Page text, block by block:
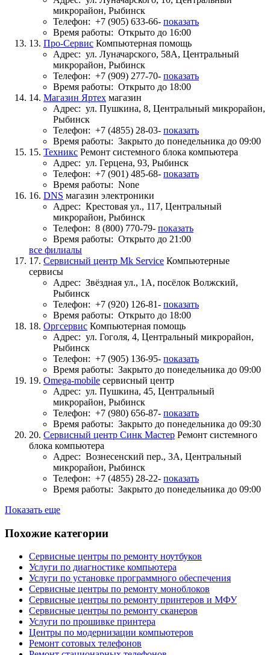
микрорайон, Рыбинск
Телефон: +7 (905) 633-66- показать
Время работы: Открыто до 16:00
13. Про-Сервис Компьютерная помощь
Адрес: ул. Луначарского, 58А, Центральный
микрорайон, Рыбинск
Телефон: +7 (909) 277-70- показать
Время работы: Открыто до 18:00
14. Магазин Яртех магазин
Адрес: ул. Пушкина, 8, Центральный микрорайон,
Рыбинск
Телефон: +7 (4855) 28-03- показать
Время работы: Закрыто до понедельника до 09:00
15. Техникс Ремонт системного блока компьютера
Адрес: ул. Герцена, 93, Рыбинск
Телефон: +7 (901) 485-68- показать
Время работы: None
16. DNS магазин электроники
Адрес: Крестовая ул., 117, Центральный
микрорайон, Рыбинск
Телефон: 8 (800) 770-79- показать
Время работы: Открыто до 21:00
все филиалы
17. Сервисный центр Mk Service Компьютерные
сервисы
Адрес: Звёздная ул., 1А, посёлок Волжский,
Рыбинск
Телефон: +7 (920) 126-81- показать
Время работы: Открыто до 18:00
18. Оргсервис Компьютерная помощь
Адрес: ул. Гоголя, 4, Центральный микрорайон,
Рыбинск
Телефон: +7 (905) 136-95- показать
Время работы: Закрыто до понедельника до 09:00
19. Omega-mobile сервисный центр
Адрес: ул. Пушкина, 45, Центральный
микрорайон, Рыбинск
Телефон: +7 (980) 656-87- показать
Время работы: Закрыто до понедельника до 09:30
20. Сервисный центр Синк Мастер Ремонт системного
блока компьютера
Адрес: Вознесенский пер., 3А, Центральный
микрорайон, Рыбинск
Телефон: +7 (4855) 28-22- показать
Время работы: Закрыто до понедельника до 09:00
Показать еще
Похожие категории
Сервисные центры по ремонту ноутбуков
Услуги по диагностике компьютера
Услуги по установке программного обеспечения
Сервисные центры по ремонту моноблоков
Сервисные центры по ремонту принтеров и МФУ
Сервисные центры по ремонту сканеров
Услуги по прошивке принтера
Центры по модернизации компьютеров
Ремонт сотовых телефонов